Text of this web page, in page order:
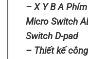
– X Y B A
Micro Switch
Switch D-pad
– Thiết kế